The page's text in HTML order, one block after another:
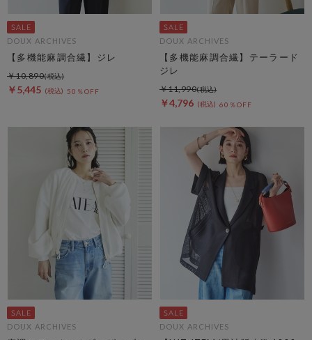
DOUX ARCHIVES
【多機能麻調合繊】ジレ
￥5,445 50％OFF
￥10,890
DOUX ARCHIVES
【多機能麻調合繊】テーラード
ジレ
￥4,796 60％OFF
￥11,990
DOUX ARCHIVES DOUX ARCHIVES